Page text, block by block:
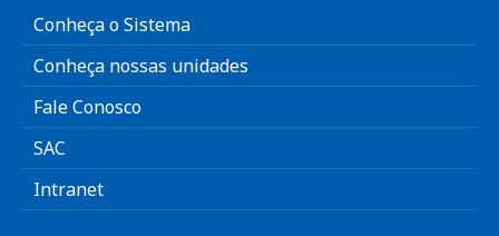
Conheça o Sistema
Conheça nossas unidades
Fale Conosco
SAC
Intranet